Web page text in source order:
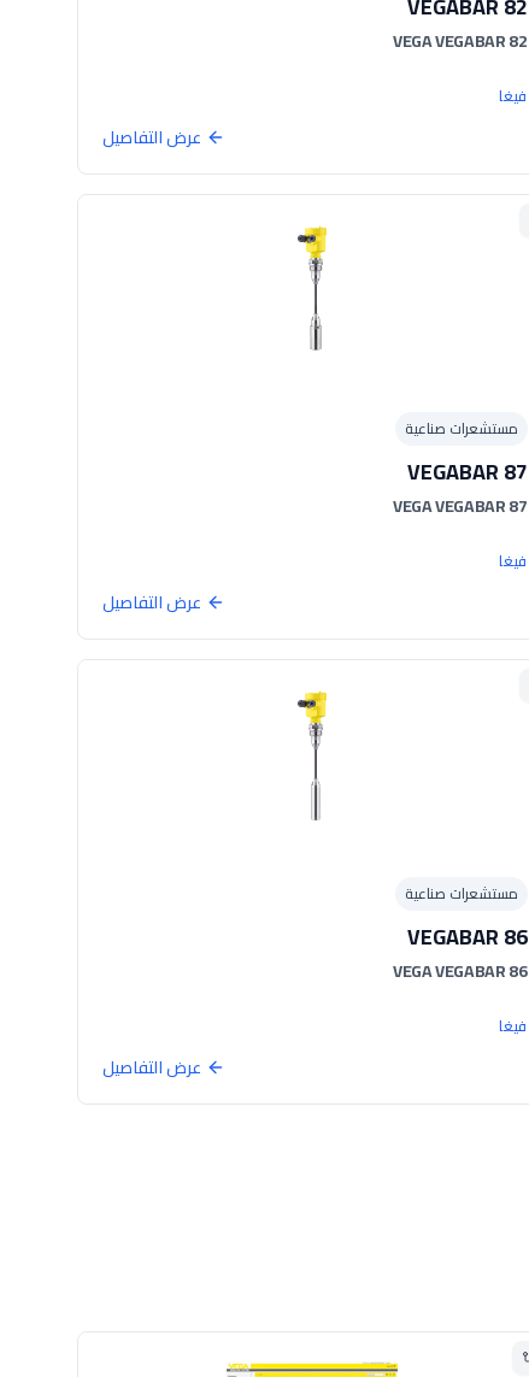
VEGA VEGABAR 82
فيغا
عرض التفاصيل
مستشعرات صناعية
VEGABAR 87
VEGA VEGABAR 87
فيغا
عرض التفاصيل
مستشعرات صناعية
VEGABAR 86
VEGA VEGABAR 86
فيغا
عرض التفاصيل